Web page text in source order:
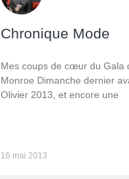
Chronique Mode
Mes coups de cœur du Gala
Monroe Dimanche dernier
Olivier 2013, et encore une
16 mai 2013